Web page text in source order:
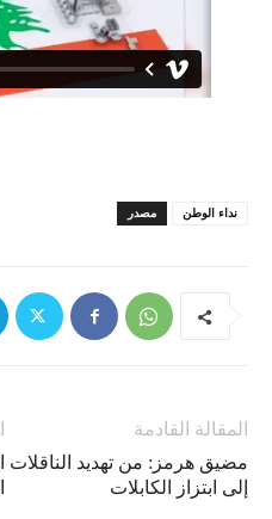
مصدر نداء الوطن
المقالة القادمة
مضيق هرمز: من تهديد الناقلات
إلى ابتزاز الكابلات